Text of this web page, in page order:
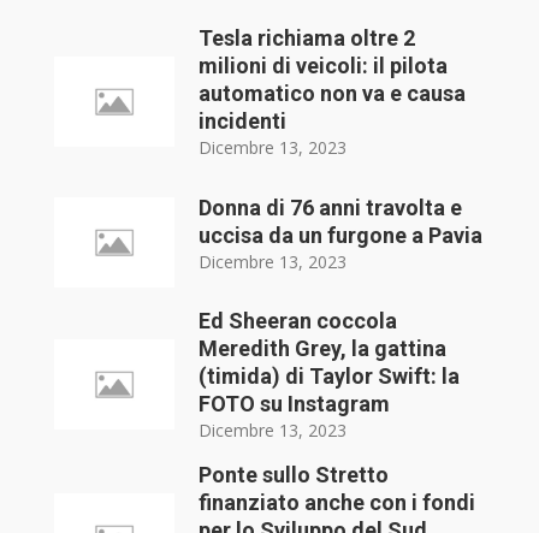
Tesla richiama oltre 2
milioni di veicoli: il pilota
automatico non va e causa
incidenti
Dicembre 13, 2023
Donna di 76 anni travolta e
uccisa da un furgone a Pavia
Dicembre 13, 2023
Ed Sheeran coccola
Meredith Grey, la gattina
(timida) di Taylor Swift: la
FOTO su Instagram
Dicembre 13, 2023
Ponte sullo Stretto
finanziato anche con i fondi